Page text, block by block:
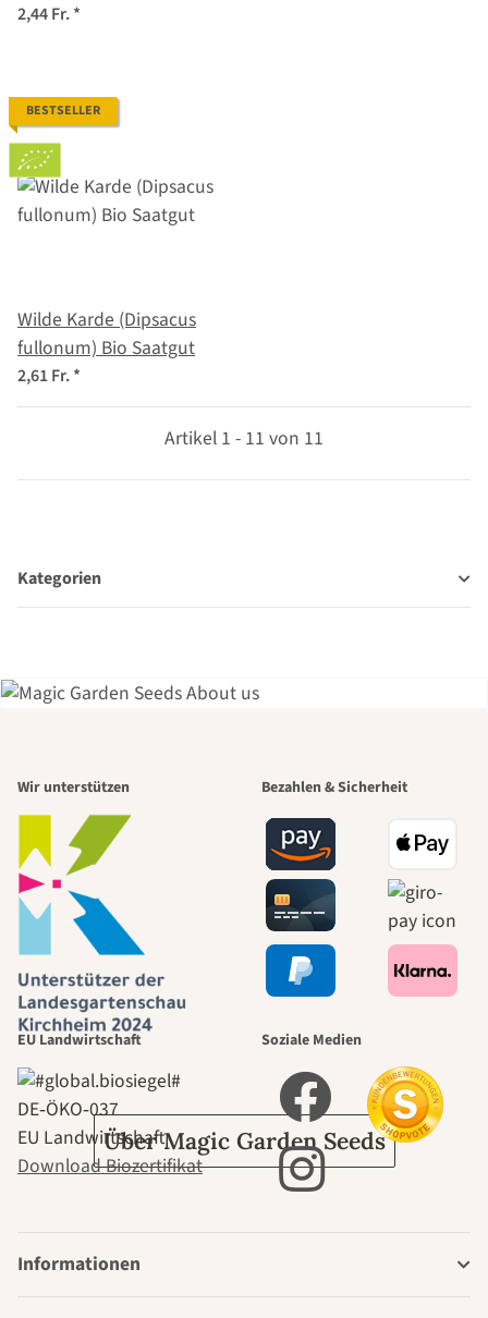
2,44 Fr.*
BESTSELLER
Wilde Karde (Dipsacus
fullonum) Bio Saatgut
2,61 Fr.*
Artikel 1 - 11 von 11
Kategorien
schönsten
Wege zu uns
selbst führt
durch den
Garten
Über Magic Garden Seeds
Wir unterstützen Bezahlen & Sicherheit
EU Landwirtschaft
DE‑ÖKO‑037
EU Landwirtschaft
Download Biozertifikat
Soziale Medien
Informationen